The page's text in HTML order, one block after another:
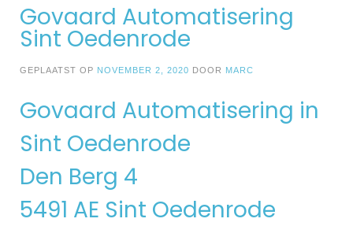
Govaard Automatisering
Sint Oedenrode
GEPLAATST OP NOVEMBER 2, 2020 DOOR MARC
Govaard Automatisering in
Sint Oedenrode
Den Berg 4
5491 AE Sint Oedenrode